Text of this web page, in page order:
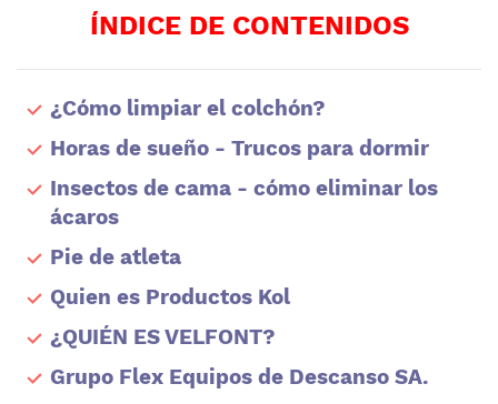
ÍNDICE DE CONTENIDOS
¿Cómo limpiar el colchón?
Horas de sueño - Trucos para dormir
Insectos de cama - cómo eliminar los
ácaros
Pie de atleta
Quien es Productos Kol
¿QUIÉN ES VELFONT?
Grupo Flex Equipos de Descanso SA.